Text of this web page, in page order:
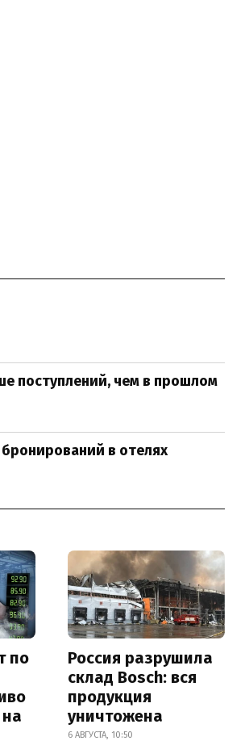
поступлений, чем в прошлом
в отелях
по
Россия разрушила
склад Bosch: вся
продукция
уничтожена
6 АВГУСТА, 10:50